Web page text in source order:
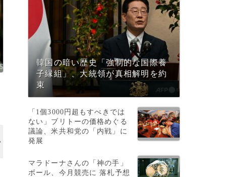
韓国の暗い歴史「強制的な国際養
子縁組」、大統領が真相解明を約
束
「1個3000円超もすべきでは
ない」ブリトーの価格めぐる
議論、米共和党の「内戦」に
発展
マラドーナさんの「神の手」
ボール、今月競売に 落札予想